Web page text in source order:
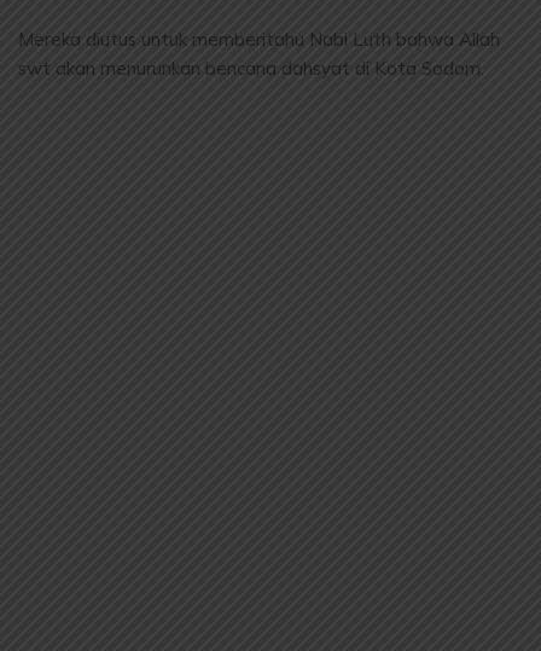
Mereka diutus untuk memberitahu Nabi Luth bahwa Allah
swt akan menurunkan bencana dahsyat di Kota Sodom.